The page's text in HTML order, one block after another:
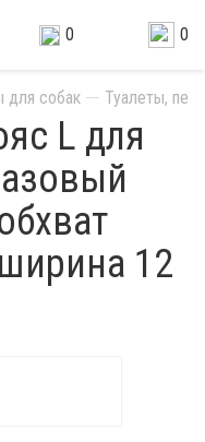
0 0
для собак Туалеты,
L для
12